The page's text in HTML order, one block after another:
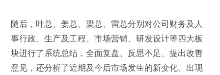
随后，叶总、姜总、梁总、雷总分别对公司财务及人
事行政、生产及工程、市场营销、研发设计等四大板
块进行了系统总结，全面复盘、反思不足、提出改善
意见，还分析了近期及今后市场发生的新变化、出现